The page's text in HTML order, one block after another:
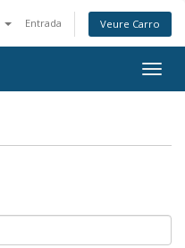
Entrada Veure Carro